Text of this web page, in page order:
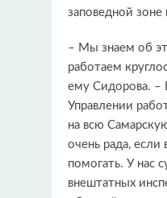
заповедной зоне
– Мы знаем об
работаем
ему Сидорова. –
Управлении
на всю
очень рада, если
помогать. У нас
внештатных